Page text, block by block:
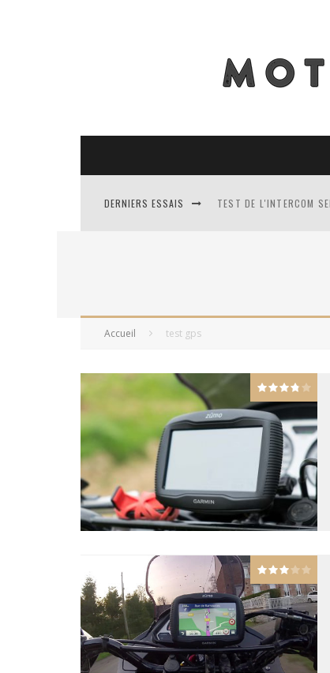
DERNIERS ESSAIS TEST DE L'INTERCOM
TEST DES RACER
Accueil test gps